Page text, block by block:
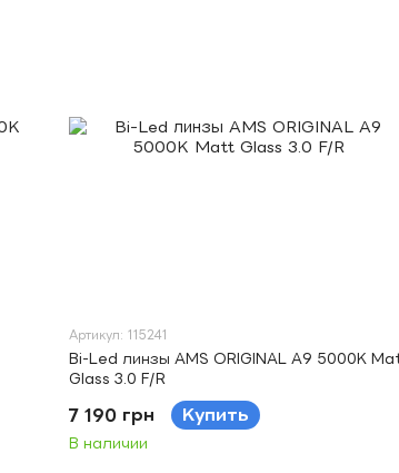
Артикул: 115241
Bi-Led линзы AMS ORIGINAL A9 5000K
Glass 3.0 F/R
7 190 грн Купить
В наличии